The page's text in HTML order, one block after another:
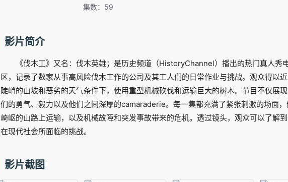
集数：59
影片简介
《伐木工》又名：伐木英雄；是历史频道（HistoryChannel）播出的热门真人秀
区，记录了数家从事高风险伐木工作的公司及其工人们的日常作业与挑战。观众得以
陡峭的山坡和恶劣的天气条件下，使用重型机械砍伐和运输巨大的树木。节目不仅展
们的勇气、毅力以及他们之间深厚的camaraderie。每一集都充满了紧张刺激的场面
崎岖的山路上运输，以及机械故障和突发事故带来的危机。透过镜头，观众可以了解
在现代社会所面临的挑战。
影片截图